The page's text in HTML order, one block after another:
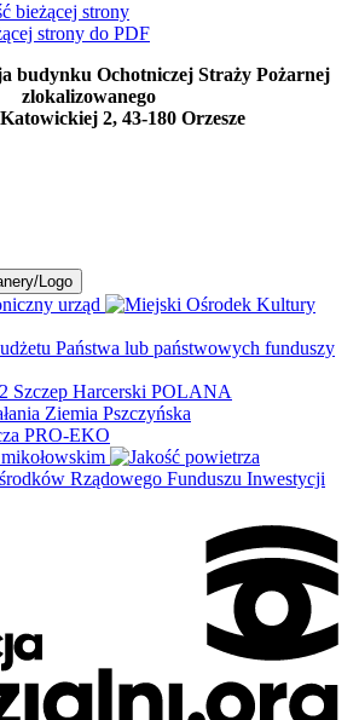
bieżącej strony
strony do PDF
budynku Ochotniczej Straży Pożarnej
zlokalizowanego
2, 43-180 Orzesze
Logo